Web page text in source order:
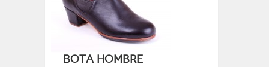
Bota hombre